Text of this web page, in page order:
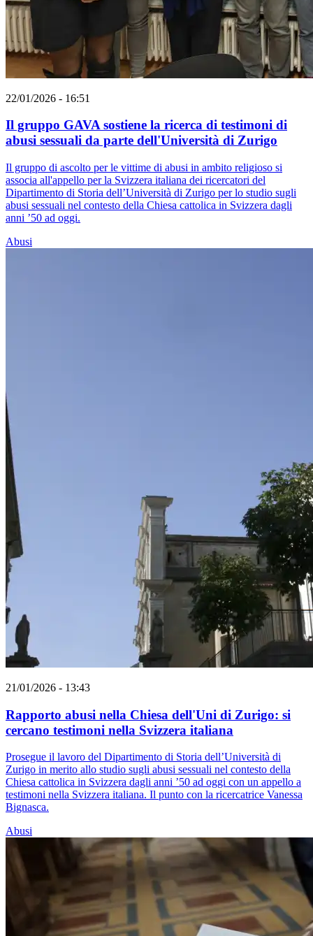
22/01/2026 - 16:51
Il gruppo GAVA sostiene la ricerca di testimoni di
abusi sessuali da parte dell'Università di Zurigo
Il gruppo di ascolto per le vittime di abusi in ambito religioso si
associa all'appello per la Svizzera italiana dei ricercatori del
Dipartimento di Storia dell’Università di Zurigo per lo studio sugli
abusi sessuali nel contesto della Chiesa cattolica in Svizzera dagli
anni ’50 ad oggi.
Abusi
21/01/2026 - 13:43
Rapporto abusi nella Chiesa dell'Uni di Zurigo: si
cercano testimoni nella Svizzera italiana
Prosegue il lavoro del Dipartimento di Storia dell’Università di
Zurigo in merito allo studio sugli abusi sessuali nel contesto della
Chiesa cattolica in Svizzera dagli anni ’50 ad oggi con un appello a
testimoni nella Svizzera italiana. Il punto con la ricercatrice Vanessa
Bignasca.
Abusi